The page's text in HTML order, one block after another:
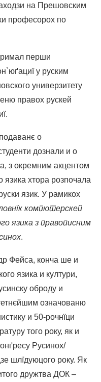
на Прешовским
професорох по
перши
у руским
универзитету
правох рускей
о
дознали и о
з окремним акцентом
язика хтора розпочала
язик. У рамикох
компютерскей
язика з правописним
.
Фейса, конча ше и
язика и култури,
оброду и
означованю
и 50-рочнїци
того року, як и
Русинох/
шлїдуюцого року. Як
дружтва ДОК –